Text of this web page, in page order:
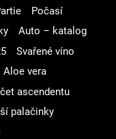
Počasí
Auto – katalog
Svařené víno
Aloe vera
ascendentu
palačinky